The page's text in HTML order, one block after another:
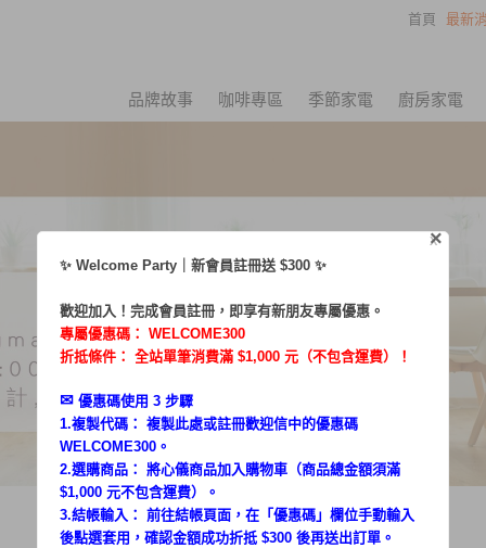
首頁 最新
品牌故事
咖啡專區 季節家電 廚房家電
×
X
✨ Welcome Party｜新會員註冊送 $300 ✨
歡迎加入！完成會員註冊，即享有新朋友專屬優惠。
專屬優惠碼： WELCOME300
折抵條件： 全站單筆消費滿 $1,000 元（不包含運費）！
✉︎ 優惠碼使用 3 步驟
1.複製代碼： 複製此處或註冊歡迎信中的優惠碼
WELCOME300。
2.選購商品： 將心儀商品加入購物車（商品總金額須滿
$1,000 元不包含運費）。
3.結帳輸入： 前往結帳頁面，在「 優惠碼 」欄位手動輸入
後點選套用，確認金額成功折抵 $300 後再送出訂單。